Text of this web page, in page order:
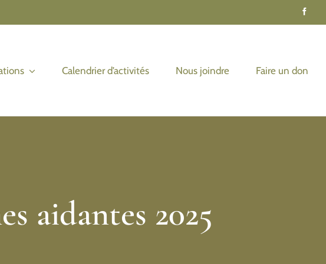
Calendrier d’activités Nous joindre Faire un don
aidantes 2025